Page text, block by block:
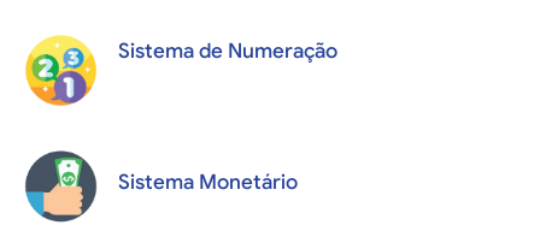
Sistema de Numeração
Sistema Monetário